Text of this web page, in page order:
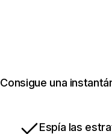
Consigue una
Espía las